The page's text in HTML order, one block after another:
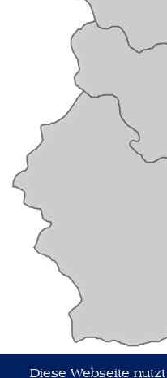
Diese Webseite